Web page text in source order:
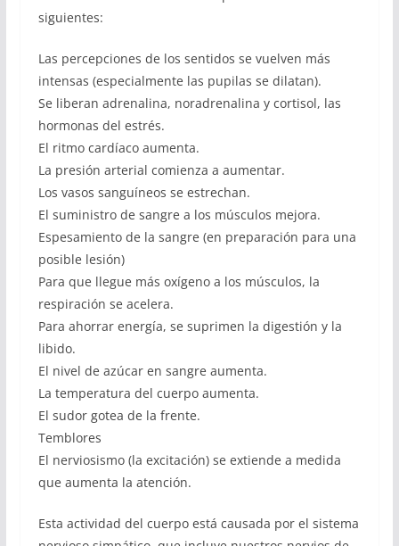
siguientes:
Las percepciones de los sentidos se vuelven más
intensas (especialmente las pupilas se dilatan).
Se liberan adrenalina, noradrenalina y cortisol, las
hormonas del estrés.
El ritmo cardíaco aumenta.
La presión arterial comienza a aumentar.
Los vasos sanguíneos se estrechan.
El suministro de sangre a los músculos mejora.
Espesamiento de la sangre (en preparación para una
posible lesión)
Para que llegue más oxígeno a los músculos, la
respiración se acelera.
Para ahorrar energía, se suprimen la digestión y la
libido.
El nivel de azúcar en sangre aumenta.
La temperatura del cuerpo aumenta.
El sudor gotea de la frente.
Temblores
El nerviosismo (la excitación) se extiende a medida
que aumenta la atención.
Esta actividad del cuerpo está causada por el sistema